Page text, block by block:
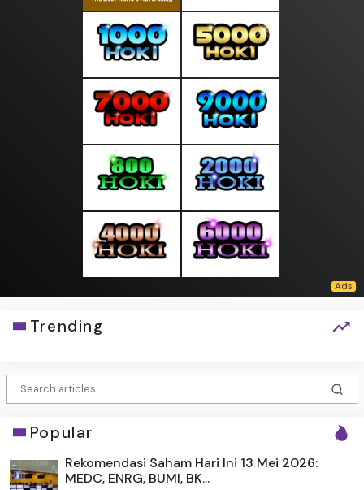
Trending
Popular
Rekomendasi Saham Hari Ini 13 Mei 2026:
MEDC, ENRG, BUMI, BK...